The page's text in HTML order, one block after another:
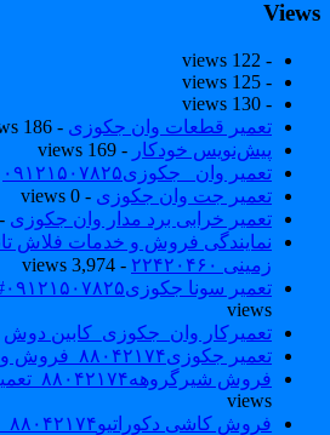
- 122 views
- 125 views
- 130 views
تعمیر قطعات وان جکوزی - 186 views
پیش‌نویس خودکار- 169 views
تعمیر وان _جکوزی۰۹۱۲۱۵۰۷۸۲۵
- 8,197 views
تعمیر جت وان جکوزی - 0 views
تعمیر خرابی برد مدار وان جکوزی - 0 views
نمایندگی فروش و خدمات فلاش تانک
زمینی ۲۲۴۲۰۴۶۰
- 3,974 views
تعمیر سونا جکوزی۰۹۱۲۱۵۰۷۸۲۵#| Sauna | Jacuzzi
views
تعمیرکار وان_جکوزی_کابین دوش- 8,398 views
تعمیر جکوزی۸۸۰۴۲۱۷۴_فروش وان جکوزی
فروش شیرگروهه۸۸۰۴۲۱۷۴_تعمیر شیرگروهه
views
فروش کاشی دکوراتیو۸۸۰۴۲۱۷۴_فروش کاشی بین کابینتی